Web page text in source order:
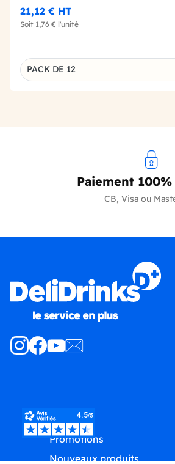
21,12 € HT
Soit 1,76 € l'unité
Déclinaison du produit
PACK DE 12
Paiement
CB, Visa ou
Produits
Promotions
Nouveaux produits